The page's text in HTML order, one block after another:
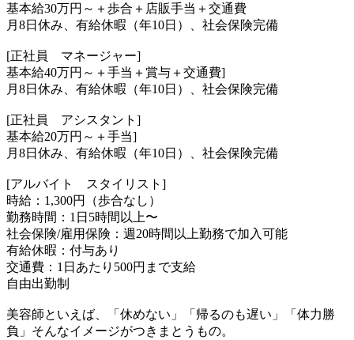
基本給30万円～＋歩合＋店販手当＋交通費
月8日休み、有給休暇（年10日）、社会保険完備
[正社員 マネージャー]
基本給40万円～＋手当＋賞与＋交通費]
月8日休み、有給休暇（年10日）、社会保険完備
[正社員 アシスタント]
基本給20万円～＋手当]
月8日休み、有給休暇（年10日）、社会保険完備
[アルバイト スタイリスト]
時給：1,300円（歩合なし）
勤務時間：1日5時間以上〜
社会保険/雇用保険：週20時間以上勤務で加入可能
有給休暇：付与あり
交通費：1日あたり500円まで支給
自由出勤制
美容師といえば、「休めない」「帰るのも遅い」「体力勝
負」そんなイメージがつきまとうもの。